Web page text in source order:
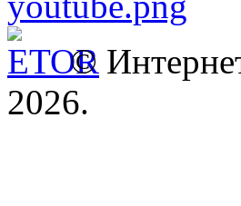
©
2026.